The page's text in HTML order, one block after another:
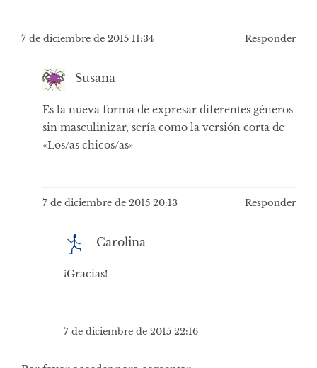
7 de diciembre de 2015 11:34 Responder
Susana
Es la nueva forma de expresar diferentes géneros
sin masculinizar, sería como la versión corta de
«Los/as chicos/as»
7 de diciembre de 2015 20:13 Responder
Carolina
¡Gracias!
7 de diciembre de 2015 22:16